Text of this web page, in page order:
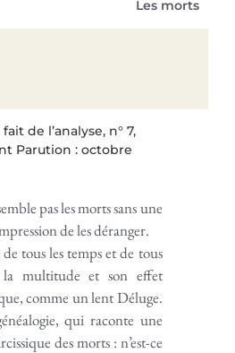
Les morts
de l’analyse, n° 7,
Parution : octobre
pas les morts sans une
de les déranger.
tous les temps et de tous
multitude et son effet
comme un lent Déluge.
qui raconte une
des morts : n’est-ce